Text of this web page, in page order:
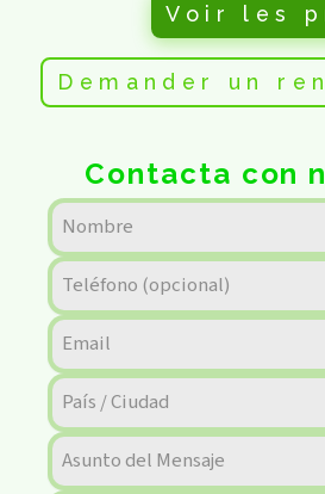
Voir les
Demander un
Contacta con